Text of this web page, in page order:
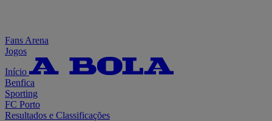
Fans Arena
Jogos
Início
Benfica
Sporting
FC Porto
Resultados e Classificações